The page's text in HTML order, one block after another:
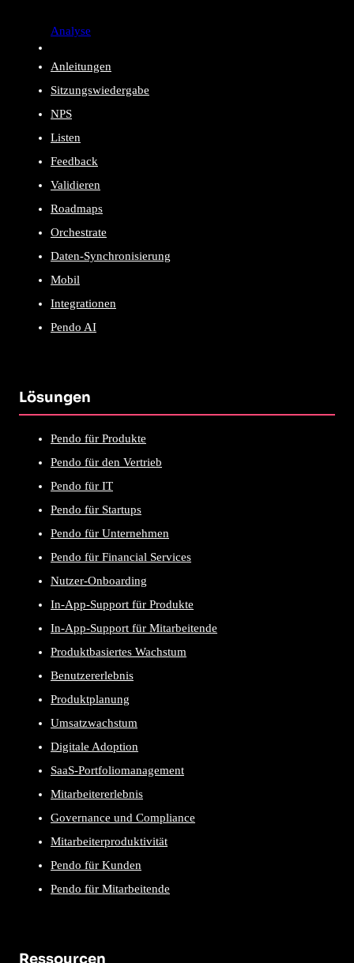
Analyse
Anleitungen
Sitzungswiedergabe
NPS
Listen
Feedback
Validieren
Roadmaps
Orchestrate
Daten-Synchronisierung
Mobil
Integrationen
Pendo AI
Lösungen
Pendo für Produkte
Pendo für den Vertrieb
Pendo für IT
Pendo für Startups
Pendo für Unternehmen
Pendo für Financial Services
Nutzer-Onboarding
In-App-Support für Produkte
In-App-Support für Mitarbeitende
Produktbasiertes Wachstum
Benutzererlebnis
Produktplanung
Umsatzwachstum
Digitale Adoption
SaaS-Portfoliomanagement
Mitarbeitererlebnis
Governance und Compliance
Mitarbeiterproduktivität
Pendo für Kunden
Pendo für Mitarbeitende
Ressourcen